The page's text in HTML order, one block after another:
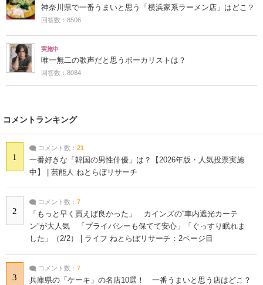
神奈川県で一番うまいと思う「横浜家系ラーメン店」はどこ？
回答数：8506
実施中
唯一無二の歌声だと思うボーカリストは？
回答数：8084
コメントランキング
1
コメント数： 21
一番好きな「韓国の男性俳優」は？【2026年版・人気投票実施
中】 | 芸能人 ねとらぼリサーチ
2
コメント数： 7
「もっと早く買えば良かった」 カインズの“車内遮光カーテ
ン”が大人気 「プライバシーも保てて安心」「ぐっすり眠れま
した」（2/2） | ライフ ねとらぼリサーチ：2ページ目
3
コメント数： 7
兵庫県の「ケーキ」の名店10選！ 一番うまいと思う店はどこ？